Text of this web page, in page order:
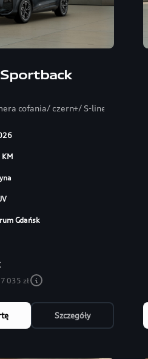
cofania/ czern+/ S-line/ Mirkofibra
KM
Gdańsk
035 zł
Szczegóły